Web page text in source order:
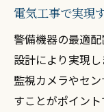
電気工事で実現
警備機器の最適
設計により実現し
監視カメラやセ
すことがポイン